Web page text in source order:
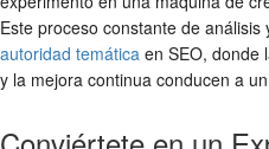
Este proceso constante de
autoridad temática en SEO, donde
y la mejora continua conducen a